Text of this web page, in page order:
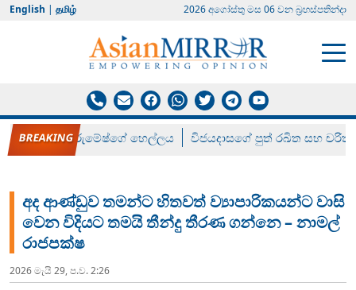
English | தமிழ் 2026 අගෝස්‍තු මස 06 වන බ්‍රහස්පතින්දා
රන් ගෙනා රුමේෂ්ගේ හෙල්ලය විජයදාසගේ පුත් රඛිත සහ චරිත්
අද ආණ්ඩුව තමන්ට හිතවත් ව්‍යාපාරිකයන්ට වාසි
වෙන විදියට තමයි තීන්දු තීරණ ගන්නෙ – නාමල්
රාජපක්ෂ
2026 මැයි 29, ප.ව. 2:26